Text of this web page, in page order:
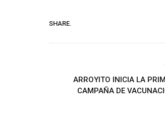
SHARE.
ARROYITO INICIA LA
CAMPAÑA DE